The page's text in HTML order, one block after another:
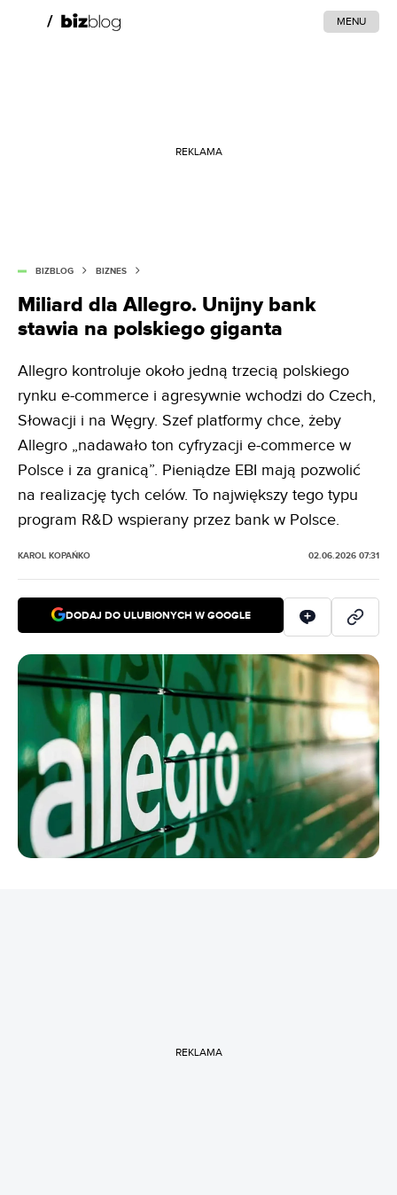
MENU
REKLAMA
BIZBLOG BIZNES
Miliard dla Allegro. Unijny bank
stawia na polskiego giganta
Allegro kontroluje około jedną trzecią polskiego
rynku e-commerce i agresywnie wchodzi do Czech,
Słowacji i na Węgry. Szef platformy chce, żeby
Allegro „nadawało ton cyfryzacji e-commerce w
Polsce i za granicą”. Pieniądze EBI mają pozwolić
na realizację tych celów. To największy tego typu
program R&D wspierany przez bank w Polsce.
KAROL KOPAŃKO 02.06.2026 07:31
DODAJ DO ULUBIONYCH W GOOGLE
REKLAMA